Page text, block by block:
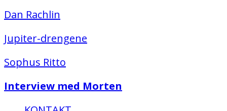
Dan Rachlin
Jupiter-drengene
Sophus Ritto
Interview med Morten